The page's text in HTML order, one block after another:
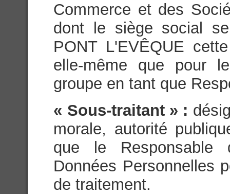
Commerce et des
dont le siège social
PONT L'EVÊQUE
elle-même que pour
groupe en tant que
« Sous-traitant » :
morale, autorité
que le
Données Personnelles
de traitement.